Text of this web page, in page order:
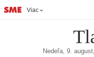
Viac
Nedeľa, 9.